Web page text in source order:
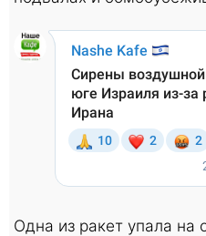
Одна из ракет упала на